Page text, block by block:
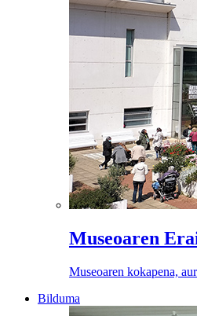
Museoaren
Museoaren kokapena,
Bilduma